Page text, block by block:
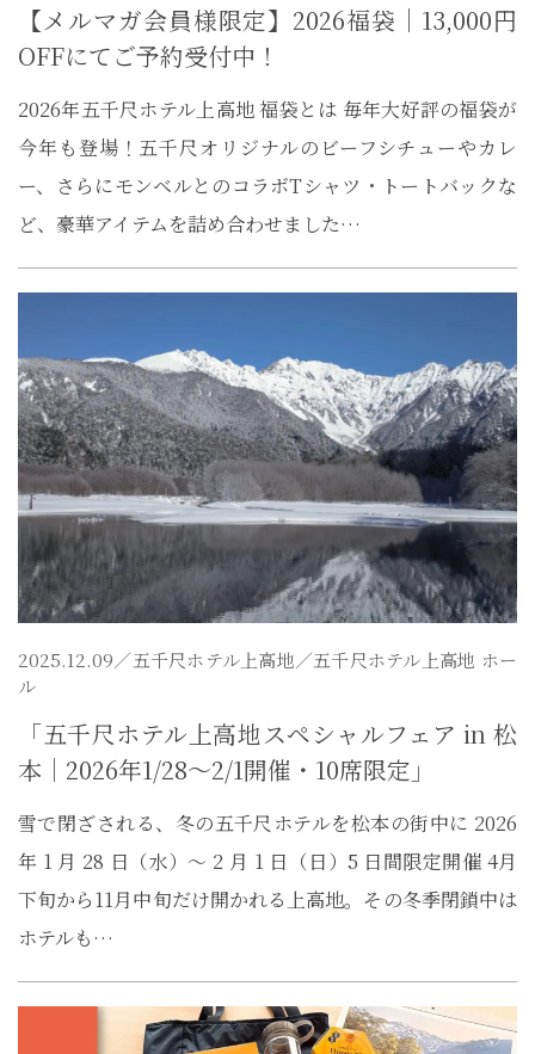
【メルマガ会員様限定】2026福袋｜13,000円
OFFにてご予約受付中！
2026年五千尺ホテル上高地 福袋とは 毎年大好評の福袋が
今年も登場！五千尺オリジナルのビーフシチューやカレ
ー、さらにモンベルとのコラボTシャツ・トートバックな
ど、豪華アイテムを詰め合わせました…
2025.12.09／五千尺ホテル上高地／五千尺ホテル上高地 ホー
ル
「五千尺ホテル上高地スペシャルフェア in 松
本｜2026年1/28〜2/1開催・10席限定」
雪で閉ざされる、冬の五千尺ホテルを松本の街中に 2026
年 1 月 28 日（水）～ 2 月 1 日（日）5 日間限定開催 4月
下旬から11月中旬だけ開かれる上高地。その冬季閉鎖中は
ホテルも…